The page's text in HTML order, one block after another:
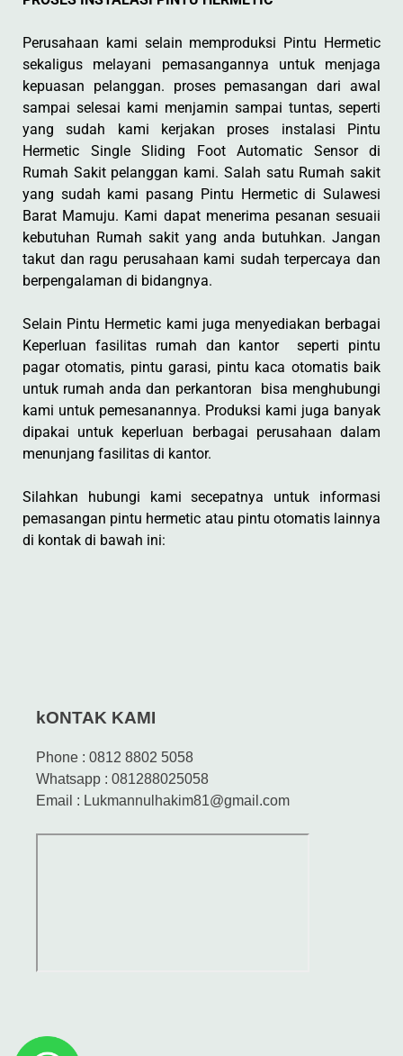
Perusahaan kami selain memproduksi Pintu Hermetic
sekaligus melayani pemasangannya untuk menjaga
kepuasan pelanggan. proses pemasangan dari awal
sampai selesai kami menjamin sampai tuntas, seperti
yang sudah kami kerjakan proses instalasi Pintu
Hermetic Single Sliding Foot Automatic Sensor di
Rumah Sakit pelanggan kami. Salah satu Rumah sakit
yang sudah kami pasang Pintu Hermetic di Sulawesi
Barat Mamuju. Kami dapat menerima pesanan sesuaii
kebutuhan Rumah sakit yang anda butuhkan. Jangan
takut dan ragu perusahaan kami sudah terpercaya dan
berpengalaman di bidangnya.
Selain Pintu Hermetic kami juga menyediakan berbagai
Keperluan fasilitas rumah dan kantor seperti pintu
pagar otomatis, pintu garasi, pintu kaca otomatis baik
untuk rumah anda dan perkantoran bisa menghubungi
kami untuk pemesanannya. Produksi kami juga banyak
dipakai untuk keperluan berbagai perusahaan dalam
menunjang fasilitas di kantor.
Silahkan hubungi kami secepatnya untuk informasi
pemasangan pintu hermetic atau pintu otomatis lainnya
di kontak di bawah ini:
kONTAK KAMI
Phone : 0812 8802 5058
Whatsapp : 081288025058
Email : Lukmannulhakim81@gmail.com